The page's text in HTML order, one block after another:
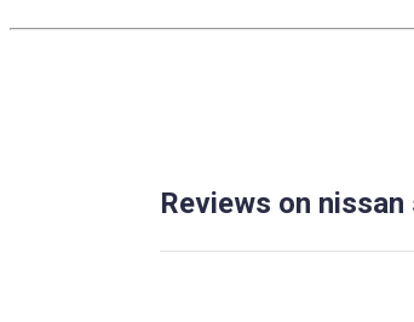
Reviews on nissan